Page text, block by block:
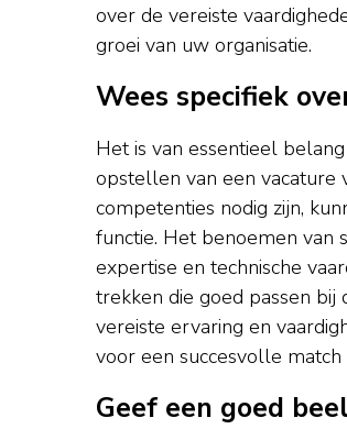
over de vereiste
groei van uw organisatie.
Wees specifiek
Het is van essentieel
opstellen van een vacature
competenties nodig zijn,
functie. Het benoemen van
expertise en technische
trekken die goed passen bij
vereiste ervaring en
voor een succesvolle
Geef een goed